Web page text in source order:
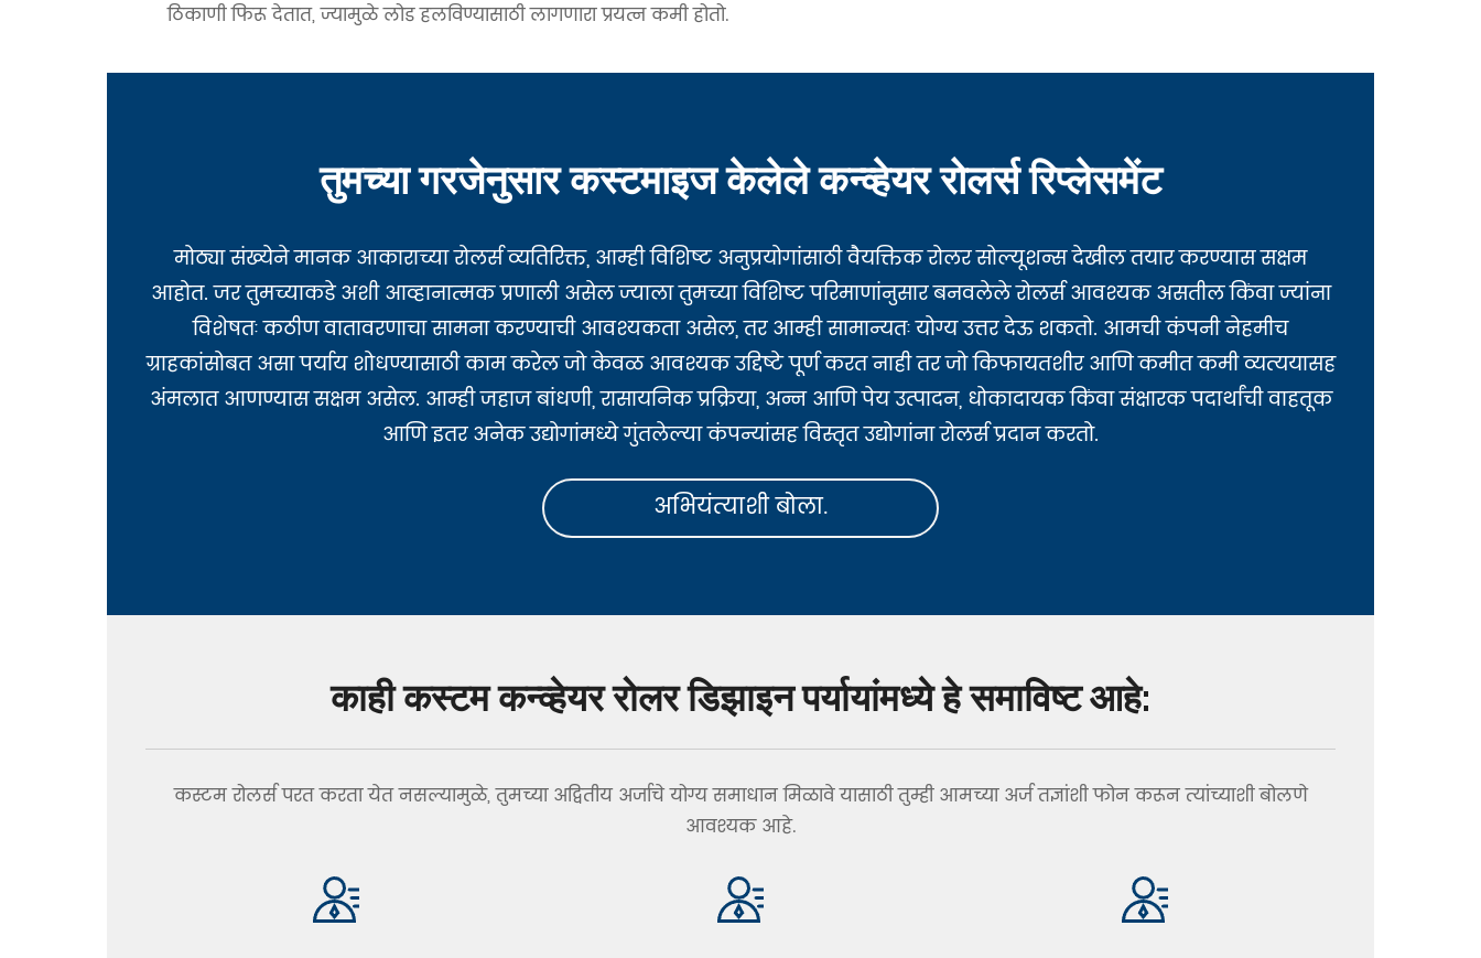
ठिकाणी फिरू देतात, ज्यामुळे लोड हलविण्यासाठी लागणारा प्रयत्न कमी होतो.
तुमच्या गरजेनुसार कस्टमाइज केलेले कन्व्हेयर रोलर्स रिप्लेसमेंट
मोठ्या संख्येने मानक आकाराच्या रोलर्स व्यतिरिक्त, आम्ही विशिष्ट अनुप्रयोगांसाठी वैयक्तिक रोलर सोल्यूशन्स देखील तयार करण्यास सक्षम
आहोत. जर तुमच्याकडे अशी आव्हानात्मक प्रणाली असेल ज्याला तुमच्या विशिष्ट परिमाणांनुसार बनवलेले रोलर्स आवश्यक असतील किंवा ज्यांना
विशेषतः कठीण वातावरणाचा सामना करण्याची आवश्यकता असेल, तर आम्ही सामान्यतः योग्य उत्तर देऊ शकतो. आमची कंपनी नेहमीच
ग्राहकांसोबत असा पर्याय शोधण्यासाठी काम करेल जो केवळ आवश्यक उद्दिष्टे पूर्ण करत नाही तर जो किफायतशीर आणि कमीत कमी व्यत्ययासह
अंमलात आणण्यास सक्षम असेल. आम्ही जहाज बांधणी, रासायनिक प्रक्रिया, अन्न आणि पेय उत्पादन, धोकादायक किंवा संक्षारक पदार्थांची वाहतूक
आणि इतर अनेक उद्योगांमध्ये गुंतलेल्या कंपन्यांसह विस्तृत उद्योगांना रोलर्स प्रदान करतो.
अभियंत्याशी बोला.
काही कस्टम कन्व्हेयर रोलर डिझाइन पर्यायांमध्ये हे समाविष्ट आहे:
कस्टम रोलर्स परत करता येत नसल्यामुळे, तुमच्या अद्वितीय अर्जाचे योग्य समाधान मिळावे यासाठी तुम्ही आमच्या अर्ज तज्ञांशी फोन करून त्यांच्याशी बोलणे
आवश्यक आहे.